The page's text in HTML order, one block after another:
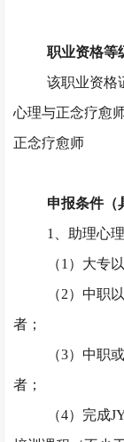
职业资格等
该职业资格
心理与正念疗愈
正念疗愈师
申报条件（
1、助理心
（1）大专
（2）中职
者；
（3）中职
者；
（4）完成